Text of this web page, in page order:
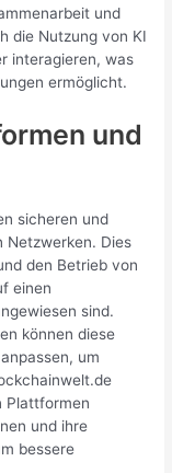
und
die Nutzung von KI
interagieren, was
ermöglicht.
und
sicheren und
Netzwerken. Dies
den Betrieb von
einen
sind.
können diese
um
Plattformen
und ihre
bessere